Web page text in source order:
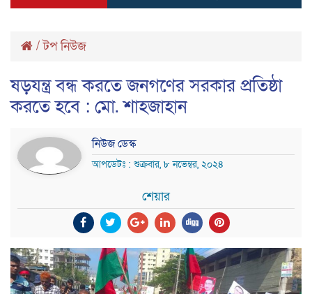
/টপ নিউজ
ষড়যন্ত্র বন্ধ করতে জনগণের সরকার প্রতিষ্ঠা
করতে হবে : মো. শাহজাহান
নিউজ ডেস্ক
আপডেটঃ : শুক্রবার, ৮ নভেম্বর, ২০২৪
শেয়ার